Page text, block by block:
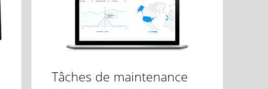
Tâches de maintenance